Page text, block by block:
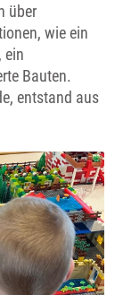
über
wie ein
ein
Bauten.
entstand aus